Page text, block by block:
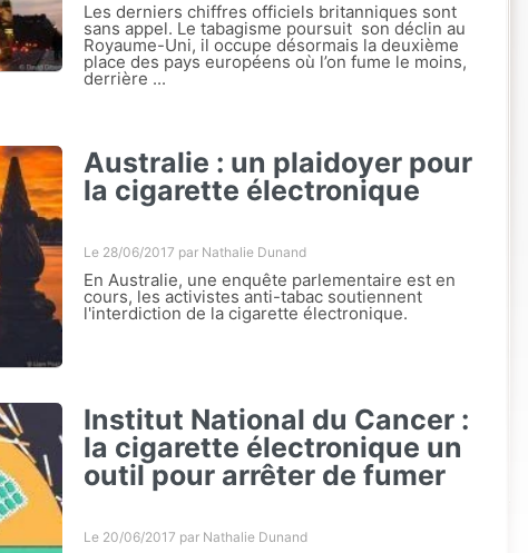
Les derniers chiffres officiels britanniques sont
sans appel. Le tabagisme poursuit son déclin au
Royaume-Uni, il occupe désormais la deuxième
place des pays européens où l’on fume le moins,
derrière ...
Australie : un plaidoyer pour
la cigarette électronique
Le 28/06/2017 par Nathalie Dunand
En Australie, une enquête parlementaire est en
cours, les activistes anti-tabac soutiennent
l'interdiction de la cigarette électronique.
Institut National du Cancer :
la cigarette électronique un
outil pour arrêter de fumer
Le 20/06/2017 par Nathalie Dunand